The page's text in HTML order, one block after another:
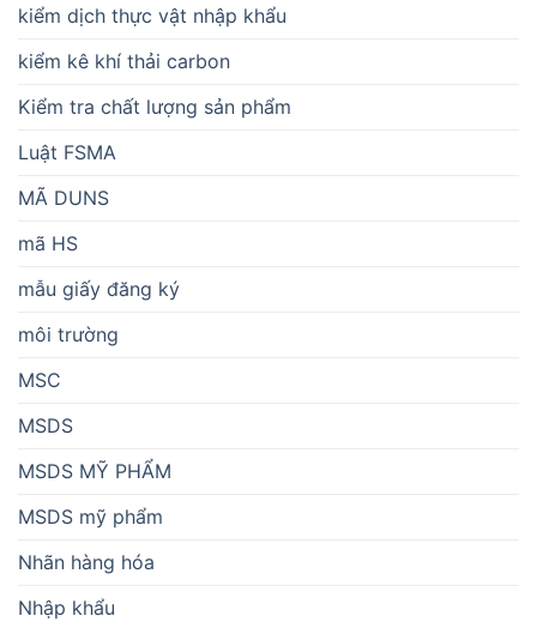
kiểm dịch thực vật nhập khẩu
kiểm kê khí thải carbon
Kiểm tra chất lượng sản phẩm
Luật FSMA
MÃ DUNS
mã HS
mẫu giấy đăng ký
môi trường
MSC
MSDS
MSDS MỸ PHẨM
MSDS mỹ phẩm
Nhãn hàng hóa
Nhập khẩu